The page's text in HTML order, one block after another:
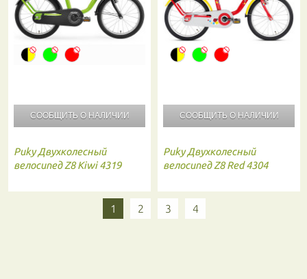
СООБЩИТЬ О НАЛИЧИИ
Puky Двухколесный
велосипед Z8 Kiwi 4319
СООБЩИТЬ О НАЛИЧИИ
Puky Двухколесный
велосипед Z8 Red 4304
1 2 3 4